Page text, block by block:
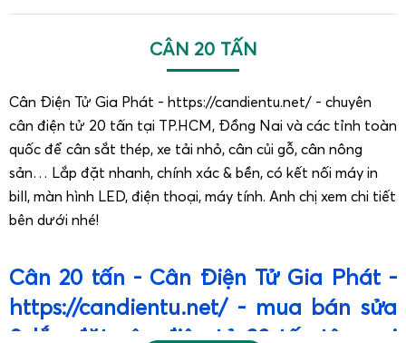
CÂN 20 TẤN
Cân Điện Tử Gia Phát - https://candientu.net/ - chuyên
cân điện tử 20 tấn tại TP.HCM, Đồng Nai và các tỉnh toàn
quốc để cân sắt thép, xe tải nhỏ, cân củi gỗ, cân nông
sản… Lắp đặt nhanh, chính xác & bền, có kết nối máy in
bill, màn hình LED, điện thoại, máy tính. Anh chị xem chi tiết
bên dưới nhé!
Cân 20 tấn - Cân Điện Tử Gia Phát -
https://candientu.net/ - mua bán sửa
& lắp đặt cân điện tử 20 tấn tận nơi